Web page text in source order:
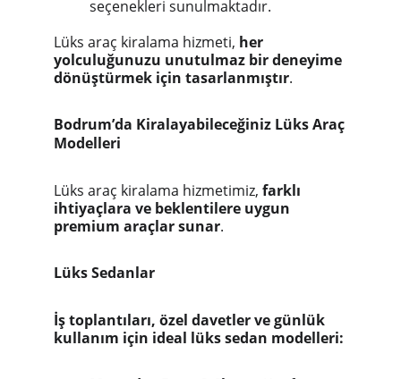
seçenekleri sunulmaktadır.
Lüks araç kiralama hizmeti, her
yolculuğunuzu unutulmaz bir deneyime
dönüştürmek için tasarlanmıştır.
Bodrum’da Kiralayabileceğiniz Lüks Araç
Modelleri
Lüks araç kiralama hizmetimiz, farklı
ihtiyaçlara ve beklentilere uygun
premium araçlar sunar.
Lüks Sedanlar
İş toplantıları, özel davetler ve günlük
kullanım için ideal lüks sedan modelleri: